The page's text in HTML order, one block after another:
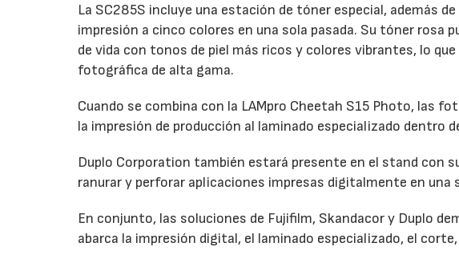
La SC285S incluye una estación de tóner especial, además
impresión a cinco colores en una sola pasada. Su tóner rosa
de vida con tonos de piel más ricos y colores vibrantes, lo
fotográfica de alta gama.
Cuando se combina con la LAMpro Cheetah S15 Photo, las
la impresión de producción al laminado especializado dentro
Duplo Corporation también estará presente en el stand con
ranurar y perforar aplicaciones impresas digitalmente en una
En conjunto, las soluciones de Fujifilm, Skandacor y Duplo
abarca la impresión digital, el laminado especializado, el